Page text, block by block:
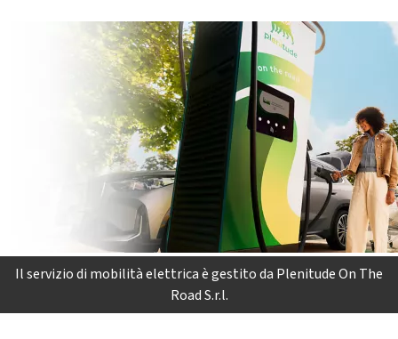
Il servizio di mobilità elettrica è gestito da Plenitude On The
Road S.r.l.